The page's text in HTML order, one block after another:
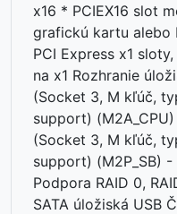
x16 * PCIEX16 slot
grafickú kartu alebo
PCI Express x1
na x1 Rozhranie
(Socket 3, M kľúč,
support)
(Socket 3, M kľúč,
support) (M2P_SB)
Podpora RAID 0,
SATA úložiská USB